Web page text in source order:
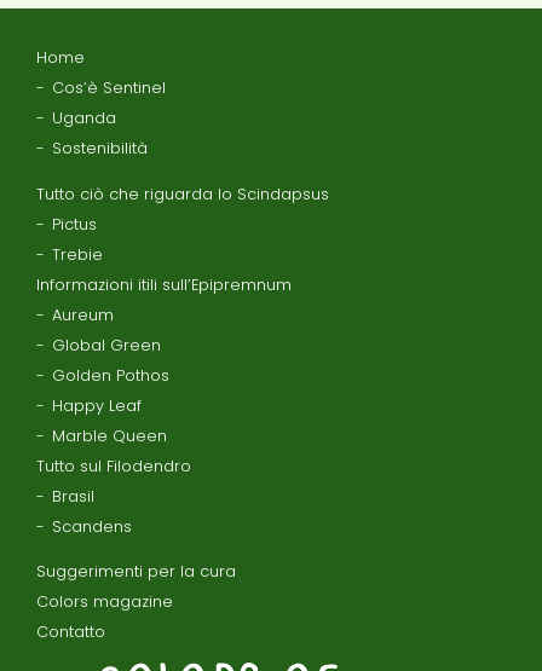
Home
Cos’è Sentinel
Uganda
Sostenibilità
Tutto ciò che riguarda lo Scindapsus
Pictus
Trebie
Informazioni itili sull’Epipremnum
Aureum
Global Green
Golden Pothos
Happy Leaf
Marble Queen
Tutto sul Filodendro
Brasil
Scandens
Suggerimenti per la cura
Colors magazine
Contatto